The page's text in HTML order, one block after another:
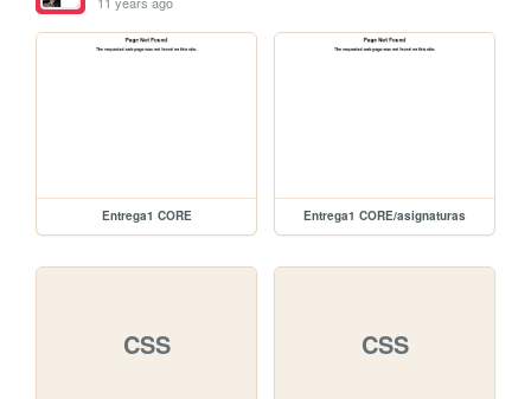
Entrega1 CORE Entrega1 CORE/asignaturas
CSS CSS